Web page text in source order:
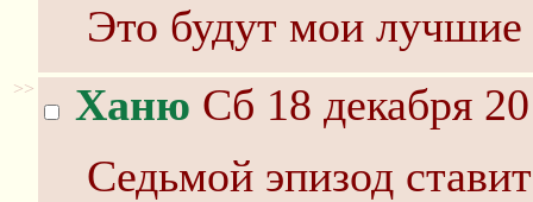
Это будут мои
>> Ханю Сб 18 декабря
Седьмой эпизод